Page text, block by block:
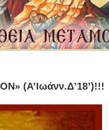
(Α’Ιωάνν.Δ’18’)!!!